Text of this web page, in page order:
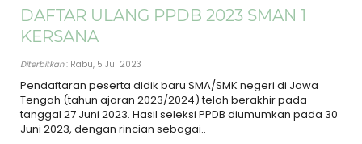
DAFTAR ULANG PPDB 2023 SMAN 1
KERSANA
Diterbitkan: Rabu, 5 Jul 2023
Pendaftaran peserta didik baru SMA/SMK negeri di Jawa
Tengah (tahun ajaran 2023/2024) telah berakhir pada
tanggal 27 Juni 2023. Hasil seleksi PPDB diumumkan pada 30
Juni 2023, dengan rincian sebagai..